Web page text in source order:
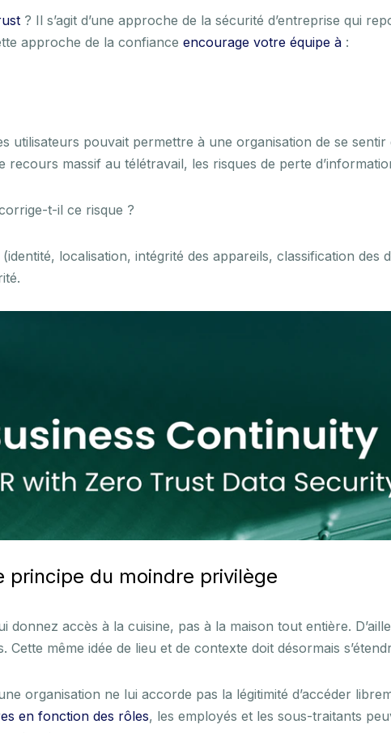
? Il s’agit d’une approche de la sécurité d’entreprise qui
approche de la confiance encourage votre équipe à :
utilisateurs pouvait permettre à une organisation de se
recours massif au télétravail, les risques de perte
t-il ce risque ?
localisation, intégrité des appareils, classification
du moindre privilège
accès à la cuisine, pas à la maison tout entière.
même idée de lieu et de contexte doit désormais
organisation ne lui accorde pas la légitimité d’accéder
en fonction des rôles, les employés et les sous-traitants